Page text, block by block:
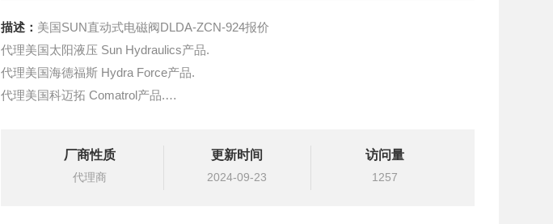
描述： 美国SUN直动式电磁阀DLDA-ZCN-924报价
代理美国太阳液压 Sun Hydraulics产品.
代理美国海德福斯 Hydra Force产品.
代理美国科迈拓 Comatrol产品.
液压油缸，经销力士乐、派克、中国台湾北部等液压元件
厂商性质
代理商
更新时间
2024-09-23
访问量
1257